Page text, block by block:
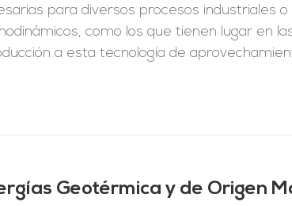
para diversos procesos industriales
como los que tienen lugar en
a esta tecnología de
Geotérmica y de Origen